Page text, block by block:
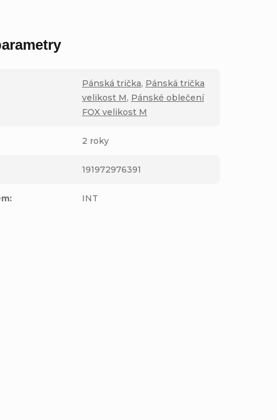
Pánská trička, Pánská trička
velikost M, Pánské oblečení
FOX velikost M
2 roky
191972976391
: INT